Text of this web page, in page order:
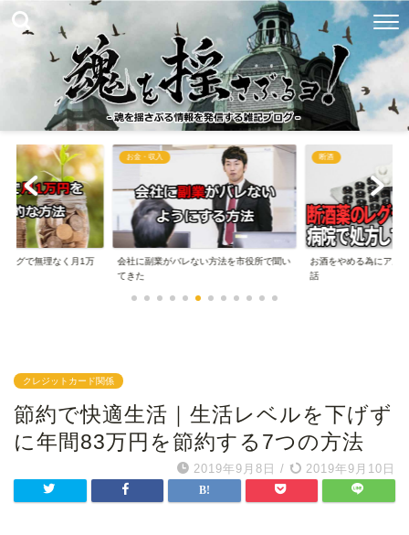
ログで無理なく月1万
お金・収入
会社に副業がバレない方法を市役所で聞い
てきた
断酒
お酒をやめる為にアル
話
クレジットカード関係
節約で快適生活｜生活レベルを下げず
に年間83万円を節約する7つの方法
2019年9月8日 / 2019年9月10日